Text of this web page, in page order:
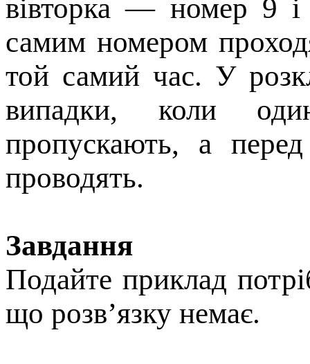
вівторка — номер 9
самим номером
той самий час. У
випадки, коли
пропускають, а
проводять.
Завдання
Подайте приклад
що розв’язку немає.